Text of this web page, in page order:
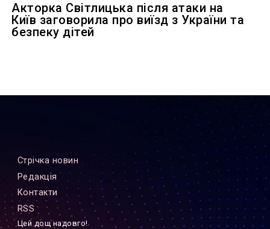
Акторка Світлицька після атаки на
Київ заговорила про виїзд з України та
безпеку дітей
Стрiчка новин
Редакцiя
Контакти
RSS
Цей дощ надовго!